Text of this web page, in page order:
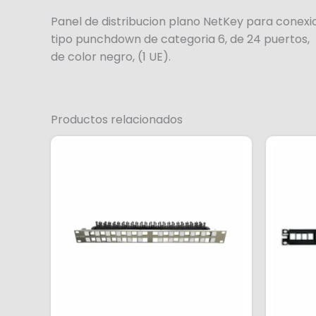
Panel de distribucion plano NetKey para
tipo punchdown de categoria 6, de 24 puertos,
de color negro, (1 UE).
Productos relacionados